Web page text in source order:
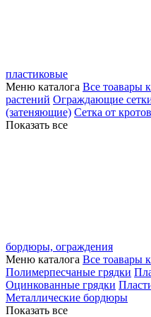
пластиковые
Меню каталога Все тоавары
растений Ограждающие
(затеняющие) Сетка от кротов
Показать все
бордюры, ограждения
Меню каталога Все тоавары
Полимерпесчаные грядки
Оцинкованные грядки
Металлические бордюры
Показать все